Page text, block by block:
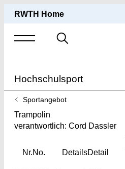
RWTH Home
Suche
Hochschulsport
Sie
sind
hier:
Sportangebot
Trampolin
verantwortlich: Cord Dassler
Nr.No. DetailsDetail